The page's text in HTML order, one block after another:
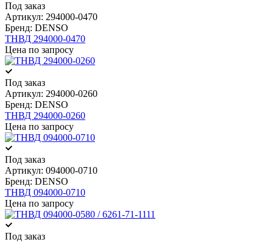
Под заказ
Артикул: 294000-0470
Бренд: DENSO
ТНВД 294000-0470
Цена по запросу
Под заказ
Артикул: 294000-0260
Бренд: DENSO
ТНВД 294000-0260
Цена по запросу
Под заказ
Артикул: 094000-0710
Бренд: DENSO
ТНВД 094000-0710
Цена по запросу
Под заказ